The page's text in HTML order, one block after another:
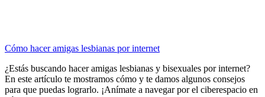
Cómo hacer amigas lesbianas por internet
¿Estás buscando hacer amigas lesbianas y bisexuales por internet?
En este artículo te mostramos cómo y te damos algunos consejos
para que puedas lograrlo. ¡Anímate a navegar por el ciberespacio en